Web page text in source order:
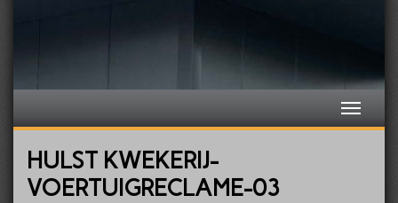
HULST KWEKERIJ-
VOERTUIGRECLAME-03